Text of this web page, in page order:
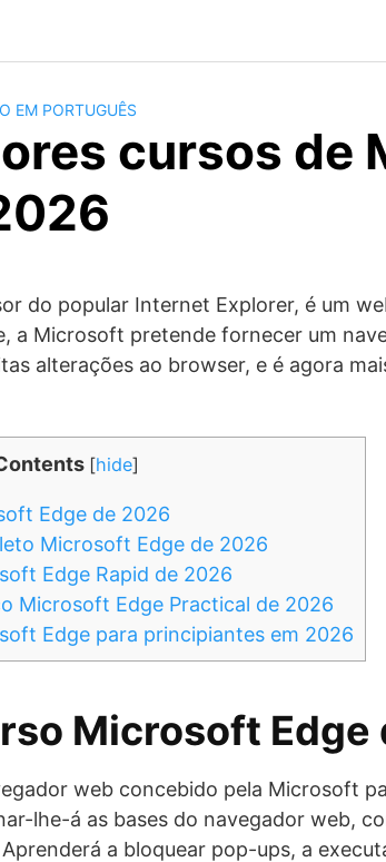
EM PORTUGUÊS
cursos de
do popular Internet Explorer, é um
a Microsoft pretende fornecer um
alterações ao browser, e é agora
[hide]
Edge de 2026
Microsoft Edge de 2026
Edge Rapid de 2026
Microsoft Edge Practical de 2026
Edge para principiantes em 2026
Microsoft Edge
web concebido pela Microsoft
lhe-á as bases do navegador web,
a bloquear pop-ups, a